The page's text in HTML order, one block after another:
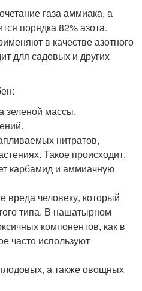
газа аммиака, а
порядка 82% азота.
в качестве азотного
для садовых и других
зеленой массы.
нитратов,
Такое происходит,
карбамид и аммиачную
вреда человеку, который
типа. В нашатырном
компонентов, как в
часто используют
а также овощных